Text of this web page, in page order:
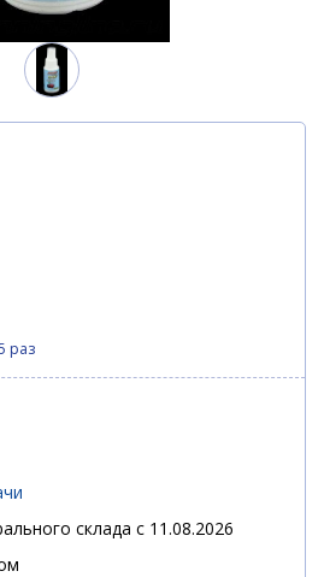
раз
склада с 11.08.2026